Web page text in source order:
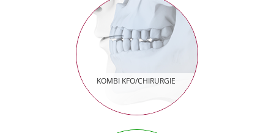
KOMBI KFO/CHIRURGIE